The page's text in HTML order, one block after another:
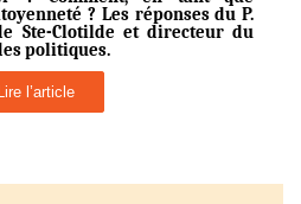
? Les réponses du P.
Ste-Clotilde et directeur du
politiques.
Lire l’article